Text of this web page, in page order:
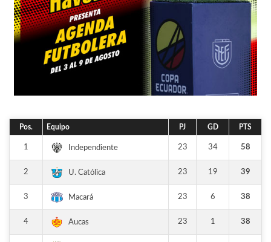
Pos. Equipo PJ GD PTS
1 Independiente 23 34 58
2 U. Católica 23 19 39
3 Macará 23 6 38
4 Aucas 23 1 38